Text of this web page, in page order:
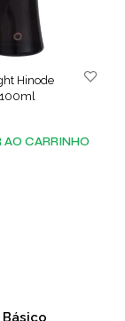
Hinode
AO CARRINHO